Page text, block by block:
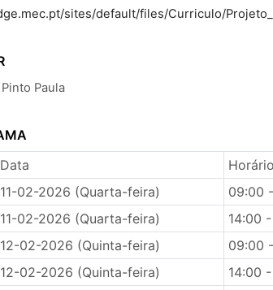
sites/default/files/Curriculo/
Paula
Data Horário
11-02-2026 (Quarta-feira) 09:00
11-02-2026 (Quarta-feira) 14:00
12-02-2026 (Quinta-feira) 09:00
12-02-2026 (Quinta-feira) 14:00